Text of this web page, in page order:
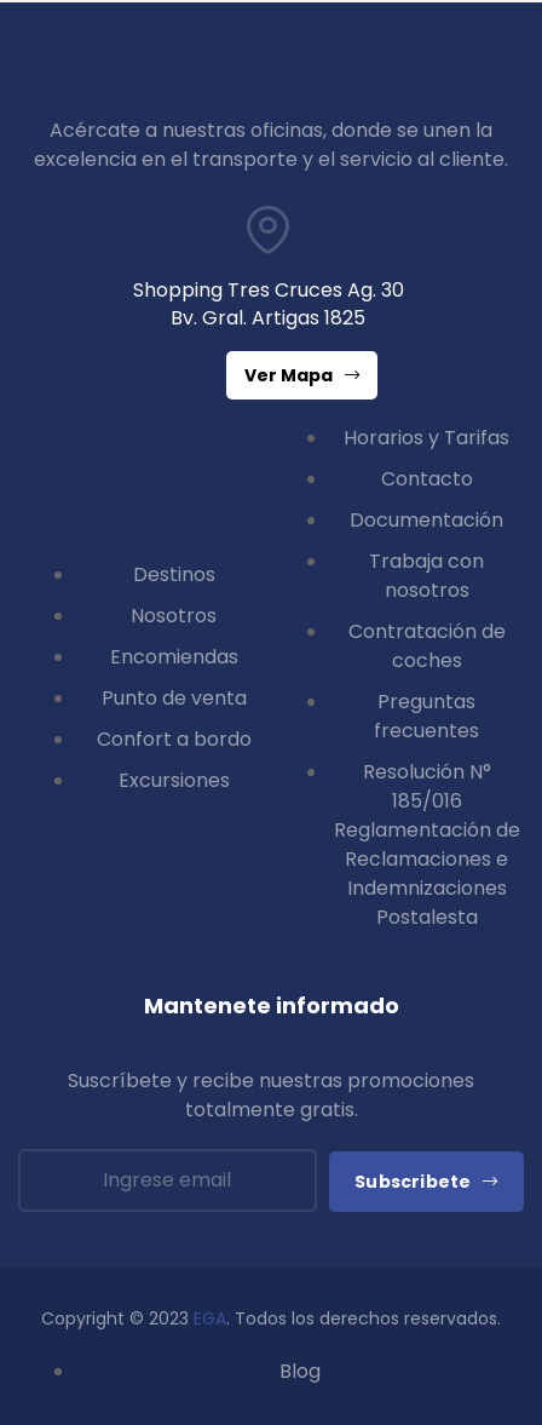
Acércate a nuestras oficinas, donde se unen la
excelencia en el transporte y el servicio al cliente.
Shopping Tres Cruces Ag. 30
Bv. Gral. Artigas 1825
Ver Mapa
Destinos
Nosotros
Encomiendas
Punto de venta
Confort a bordo
Excursiones
Horarios y Tarifas
Contacto
Documentación
Trabaja con
nosotros
Contratación de
coches
Preguntas
frecuentes
Resolución N°
185/016
Reglamentación de
Reclamaciones e
Indemnizaciones
Postalesta
Mantenete informado
Suscríbete y recibe nuestras promociones
totalmente gratis.
Subscribete
Copyright © 2023 EGA. Todos los derechos reservados.
Blog